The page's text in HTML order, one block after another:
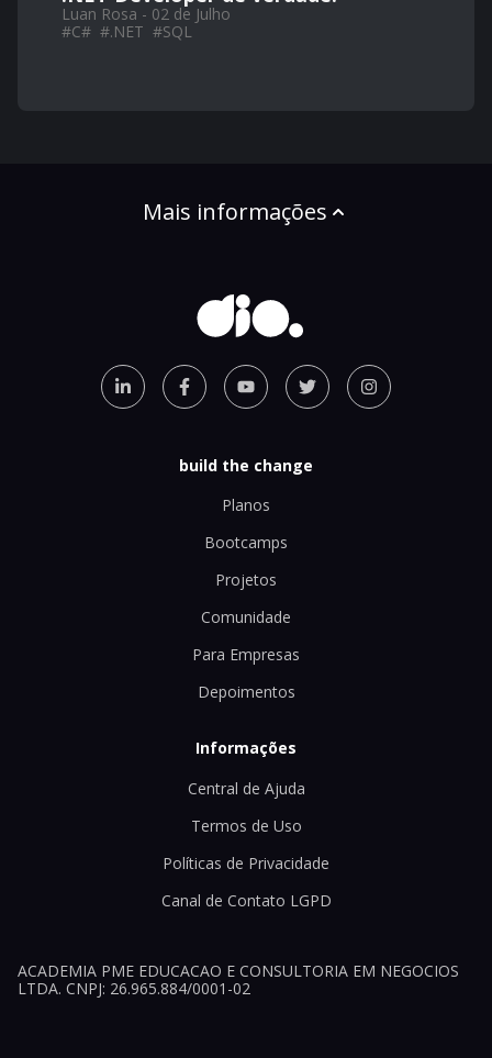
Luan Rosa - 02 de Julho
#C# #.NET #SQL
Mais informações
build the change
Planos
Bootcamps
Projetos
Comunidade
Para Empresas
Depoimentos
Informações
Central de Ajuda
Termos de Uso
Políticas de Privacidade
Canal de Contato LGPD
ACADEMIA PME EDUCACAO E CONSULTORIA EM NEGOCIOS
LTDA. CNPJ: 26.965.884/0001-02